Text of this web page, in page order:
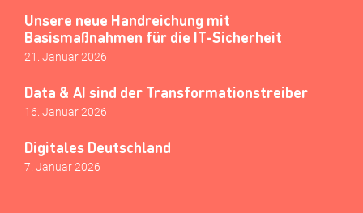
Unsere neue Handreichung mit
Basismaßnahmen für die IT-Sicherheit
21. Januar 2026
Data & AI sind der Transformationstreiber
16. Januar 2026
Digitales Deutschland
7. Januar 2026